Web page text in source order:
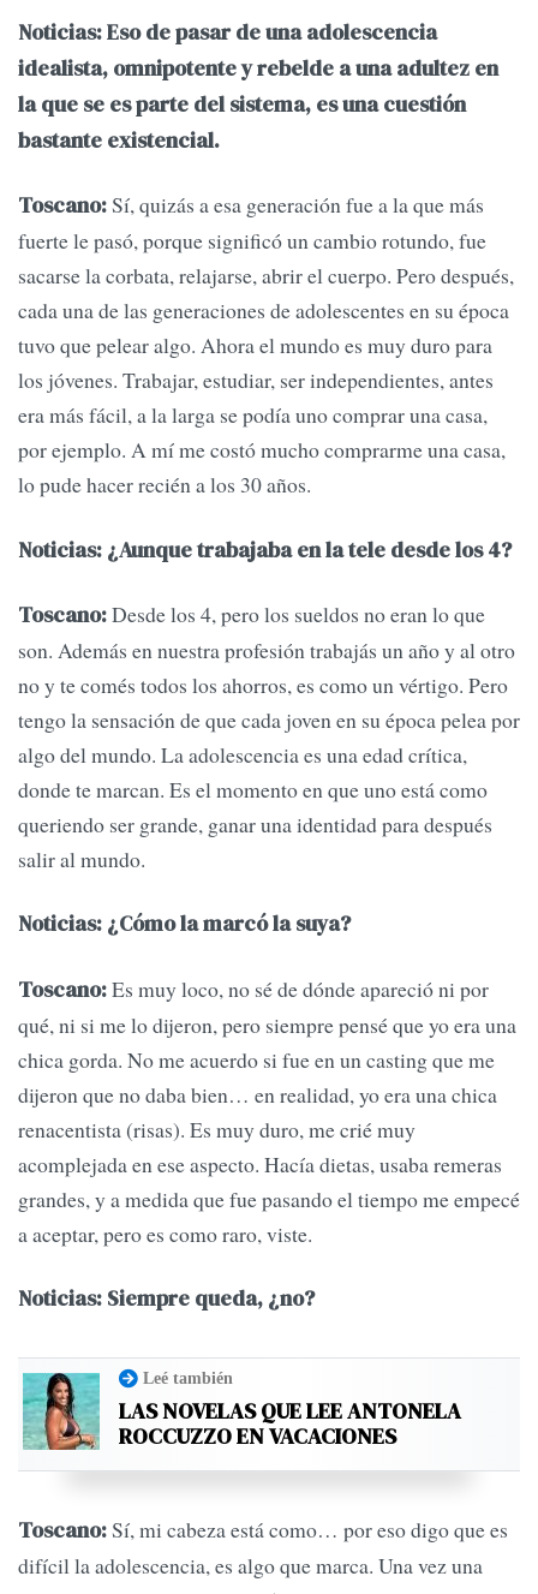
Noticias: Eso de pasar de una adolescencia
idealista, omnipotente y rebelde a una adultez en
la que se es parte del sistema, es una cuestión
bastante existencial.
Toscano:Sí, quizás a esa generación fue a la que más
fuerte le pasó, porque significó un cambio rotundo, fue
sacarse la corbata, relajarse, abrir el cuerpo. Pero después,
cada una de las generaciones de adolescentes en su época
tuvo que pelear algo. Ahora el mundo es muy duro para
los jóvenes. Trabajar, estudiar, ser independientes, antes
era más fácil, a la larga se podía uno comprar una casa,
por ejemplo. A mí me costó mucho comprarme una casa,
lo pude hacer recién a los 30 años.
Noticias: ¿Aunque trabajaba en la tele desde los 4?
Toscano:Desde los 4, pero los sueldos no eran lo que
son. Además en nuestra profesión trabajás un año y al otro
no y te comés todos los ahorros, es como un vértigo. Pero
tengo la sensación de que cada joven en su época pelea por
algo del mundo. La adolescencia es una edad crítica,
donde te marcan. Es el momento en que uno está como
queriendo ser grande, ganar una identidad para después
salir al mundo.
Noticias: ¿Cómo la marcó la suya?
Toscano:Es muy loco, no sé de dónde apareció ni por
qué, ni si me lo dijeron, pero siempre pensé que yo era una
chica gorda. No me acuerdo si fue en un casting que me
dijeron que no daba bien… en realidad, yo era una chica
renacentista (risas). Es muy duro, me crié muy
acomplejada en ese aspecto. Hacía dietas, usaba remeras
grandes, y a medida que fue pasando el tiempo me empecé
a aceptar, pero es como raro, viste.
Noticias: Siempre queda, ¿no?
Leé también
LAS NOVELAS QUE LEE ANTONELA
ROCCUZZO EN VACACIONES
Toscano:Sí, mi cabeza está como… por eso digo que es
difícil la adolescencia, es algo que marca. Una vez una